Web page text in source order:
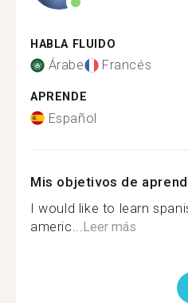
HABLA FLUIDO
Árabe Francés
APRENDE
Español
Mis objetivos de
I would like to learn
americ... Leer más